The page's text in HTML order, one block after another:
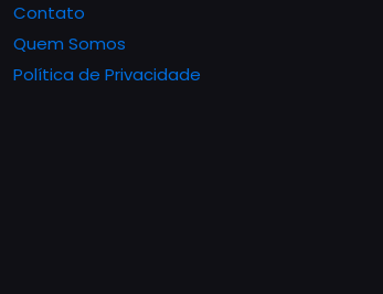
Contato
Quem Somos
Política de Privacidade